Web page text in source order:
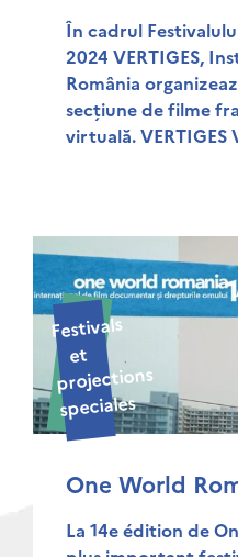
În cadrul
2024 VERTIGES,
România
secțiune de filme
virtuală. VERTIGES
Festivals
et
projections
speciales
One World
La 14e édition de